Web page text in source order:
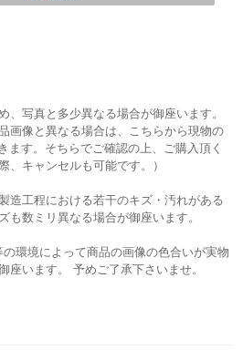
、写真と多少異なる場合が御座います。
画像と異なる場合は、こちらから現物の
ます。そちらでご確認の上、ご購入頂く
、キャンセルも可能です。）
造工程における若干のキズ・汚れがある
も数ミリ異なる場合が御座います。
環境によって商品の画像の色合いが実物
座います。 予めご了承下さいませ。